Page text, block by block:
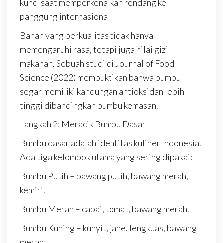
kunci saat memperkenalkan rendang ke
panggung internasional.
Bahan yang berkualitas tidak hanya
memengaruhi rasa, tetapi juga nilai gizi
makanan. Sebuah studi di Journal of Food
Science (2022) membuktikan bahwa bumbu
segar memiliki kandungan antioksidan lebih
tinggi dibandingkan bumbu kemasan.
Langkah 2: Meracik Bumbu Dasar
Bumbu dasar adalah identitas kuliner Indonesia.
Ada tiga kelompok utama yang sering dipakai:
Bumbu Putih – bawang putih, bawang merah,
kemiri.
Bumbu Merah – cabai, tomat, bawang merah.
Bumbu Kuning – kunyit, jahe, lengkuas, bawang